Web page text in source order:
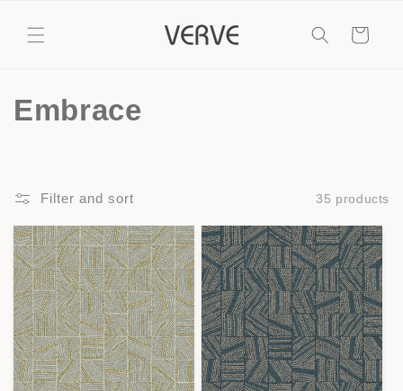
content
Cart
C
l
l
e
c
t
i
Embrace
Filter and sort 35 products